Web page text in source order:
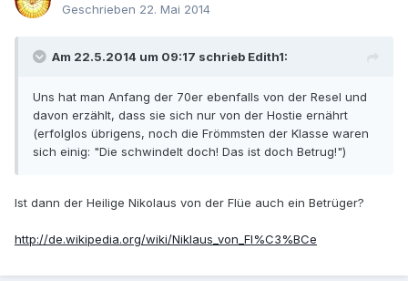
Geschrieben 22. Mai 2014
Am 22.5.2014 um 09:17 schrieb Edith1:
Uns hat man Anfang der 70er ebenfalls von der Resel und
davon erzählt, dass sie sich nur von der Hostie ernährt
(erfolglos übrigens, noch die Frömmsten der Klasse waren
sich einig: "Die schwindelt doch! Das ist doch Betrug!")
Ist dann der Heilige Nikolaus von der Flüe auch ein Betrüger?
http://de.wikipedia.org/wiki/Niklaus_von_Fl%C3%BCe